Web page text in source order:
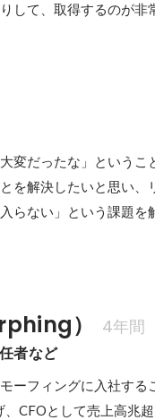
して、取得するのが非
変だったな」という
を解決したいと思い、
らない」という課題
） 4年間
者など
ーフィングに入社する
CFOとして売上高兆